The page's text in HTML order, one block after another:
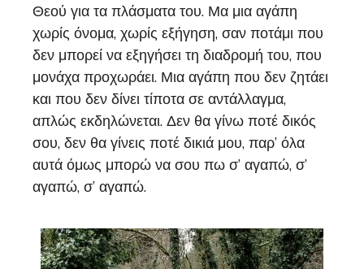
Θεού για τα πλάσματα του. Μα μια αγάπη
χωρίς όνομα, χωρίς εξήγηση, σαν ποτάμι που
δεν μπορεί να εξηγήσει τη διαδρομή του, που
μονάχα προχωράει. Μια αγάπη που δεν ζητάει
και που δεν δίνει τίποτα σε αντάλλαγμα,
απλώς εκδηλώνεται. Δεν θα γίνω ποτέ δικός
σου, δεν θα γίνεις ποτέ δικιά μου, παρ’ όλα
αυτά όμως μπορώ να σου πω σ’ αγαπώ, σ’
αγαπώ, σ’ αγαπώ.